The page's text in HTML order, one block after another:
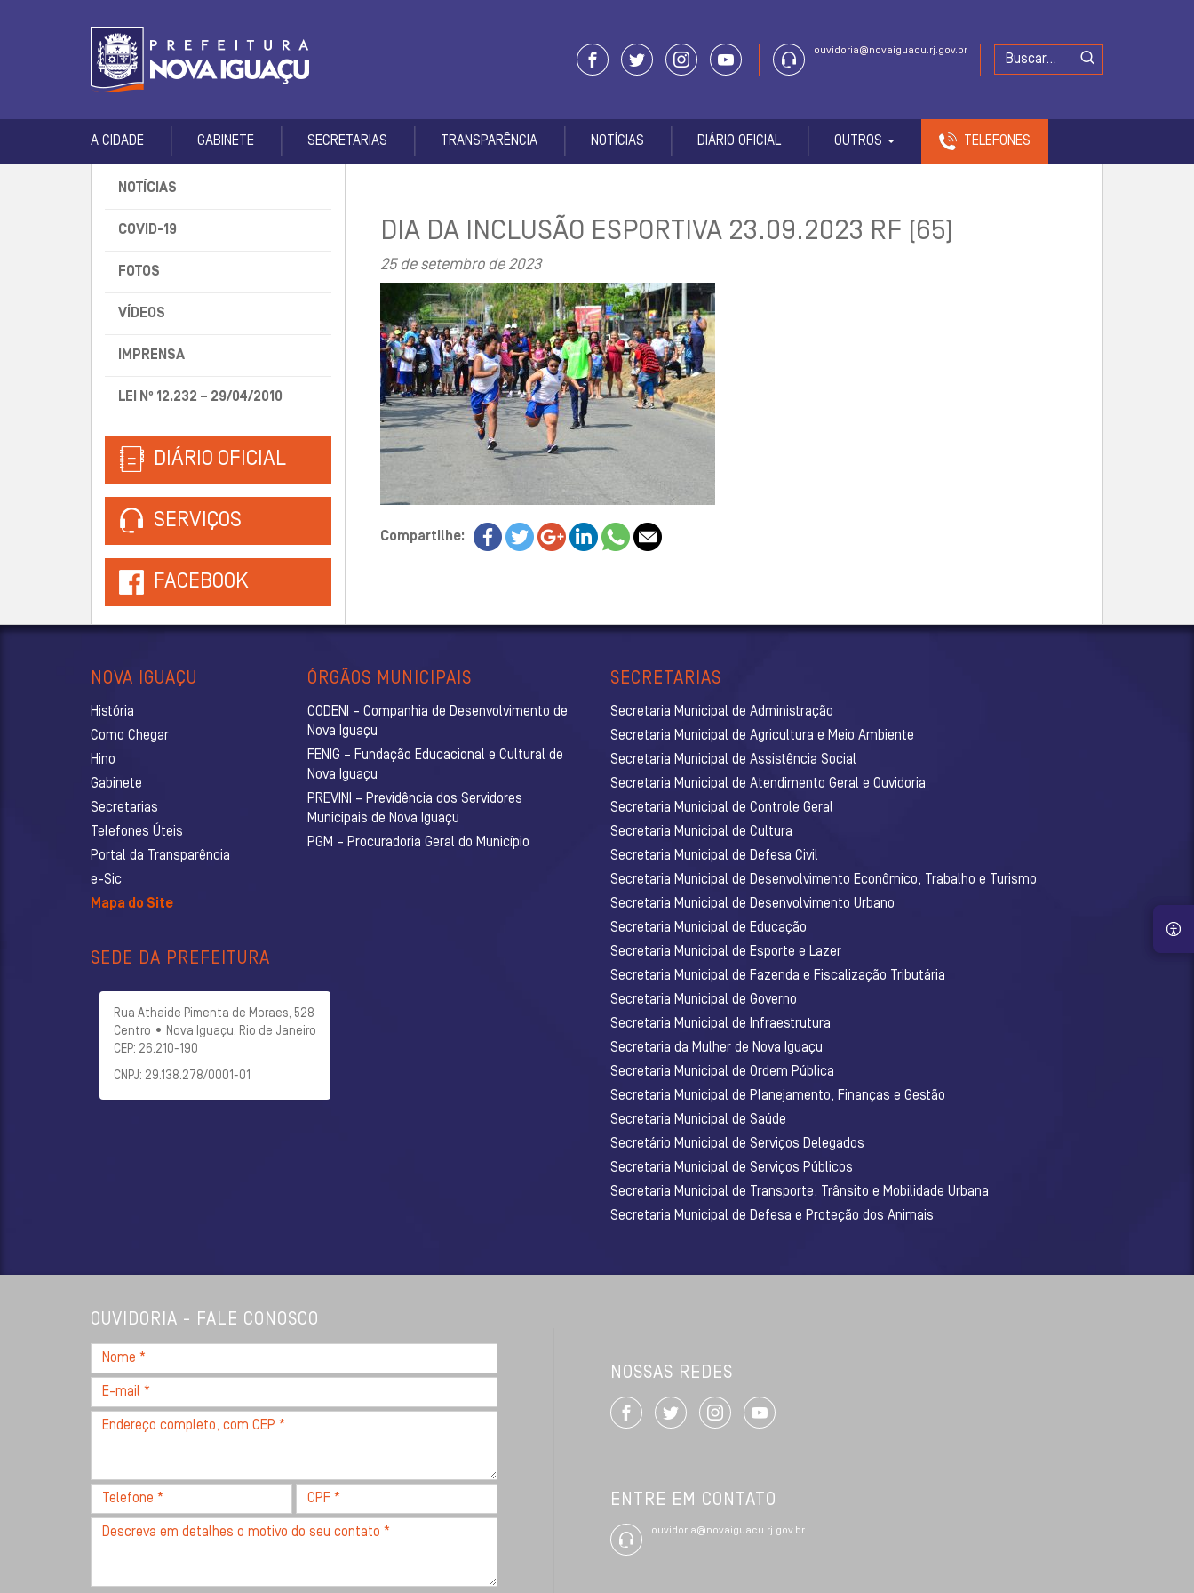
ouvidoria@novaiguacu.rj.gov.br
A CIDADE GABINETE SECRETARIAS TRANSPARÊNCIA NOTÍCIAS DIÁRIO OFICIAL OUTROS TELEFONES
NOTÍCIAS
COVID-19
FOTOS
VÍDEOS
IMPRENSA
LEI Nº 12.232 – 29/04/2010
DIÁRIO OFICIAL
SERVIÇOS
FACEBOOK
DIA DA INCLUSÃO ESPORTIVA 23.09.2023 RF (65)
25 de setembro de 2023
Compartilhe:
NOVA IGUAÇU
História
Como Chegar
Hino
Gabinete
Secretarias
Telefones Úteis
Portal da Transparência
e-Sic
Mapa do Site
ÓRGÃOS MUNICIPAIS
CODENI – Companhia de Desenvolvimento de
Nova Iguaçu
FENIG – Fundação Educacional e Cultural de
Nova Iguaçu
PREVINI – Previdência dos Servidores
Municipais de Nova Iguaçu
PGM – Procuradoria Geral do Município
SEDE DA PREFEITURA
Rua Athaide Pimenta de Moraes, 528
Centro • Nova Iguaçu, Rio de Janeiro
CEP: 26.210-190
CNPJ: 29.138.278/0001-01
SECRETARIAS
Secretaria Municipal de Administração
Secretaria Municipal de Agricultura e Meio Ambiente
Secretaria Municipal de Assistência Social
Secretaria Municipal de Atendimento Geral e Ouvidoria
Secretaria Municipal de Controle Geral
Secretaria Municipal de Cultura
Secretaria Municipal de Defesa Civil
Secretaria Municipal de Desenvolvimento Econômico, Trabalho e Turismo
Secretaria Municipal de Desenvolvimento Urbano
Secretaria Municipal de Educação
Secretaria Municipal de Esporte e Lazer
Secretaria Municipal de Fazenda e Fiscalização Tributária
Secretaria Municipal de Governo
Secretaria Municipal de Infraestrutura
Secretaria da Mulher de Nova Iguaçu
Secretaria Municipal de Ordem Pública
Secretaria Municipal de Planejamento, Finanças e Gestão
Secretaria Municipal de Saúde
Secretário Municipal de Serviços Delegados
Secretaria Municipal de Serviços Públicos
Secretaria Municipal de Transporte, Trânsito e Mobilidade Urbana
Secretaria Municipal de Defesa e Proteção dos Animais
OUVIDORIA - FALE CONOSCO
Nome
*
E-
mail
Endereço
CEP
Telefone
*
CPF
*
Descreva
com
NOSSAS REDES
ENTRE EM CONTATO
ouvidoria@novaiguacu.rj.gov.br